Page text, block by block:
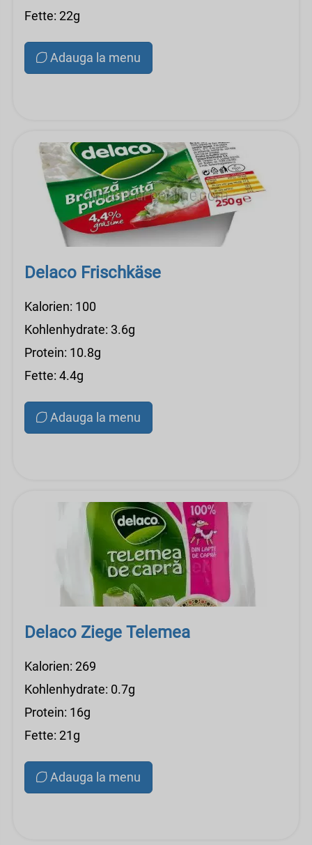
Fette: 22g
Adauga la menu
Delaco Frischkäse
Kalorien: 100
Kohlenhydrate: 3.6g
Protein: 10.8g
Fette: 4.4g
Adauga la menu
Delaco Ziege Telemea
Kalorien: 269
Kohlenhydrate: 0.7g
Protein: 16g
Fette: 21g
Adauga la menu